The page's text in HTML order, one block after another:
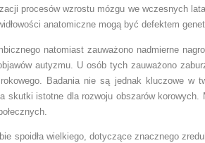
procesów wzrostu mózgu we wczesnych
anatomiczne mogą być defektem
natomiast zauważono nadmierne
autyzmu. U osób tych zauważono
Badania nie są jednak kluczowe w
skutki istotne dla rozwoju obszarów
spoidła wielkiego, dotyczące znacznego